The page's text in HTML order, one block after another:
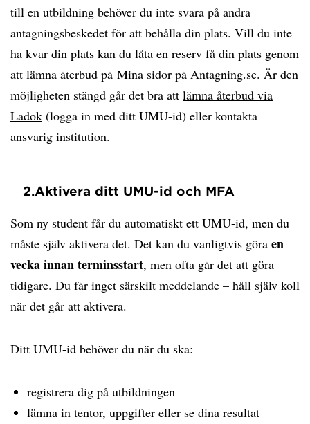
till en utbildning behöver du inte svara på andra
antagningsbeskedet för att behålla din plats. Vill du inte
ha kvar din plats kan du låta en reserv få din plats genom
att lämna återbud på Mina sidor på Antagning.se. Är den
möjligheten stängd går det bra att lämna återbud via
Ladok (logga in med ditt UMU-id) eller kontakta
ansvarig institution.
2.Aktivera ditt UMU-id och MFA
Som ny student får du automatiskt ett UMU-id, men du
måste själv aktivera det. Det kan du vanligtvis göra en
vecka innan terminsstart, men ofta går det att göra
tidigare. Du får inget särskilt meddelande – håll själv koll
när det går att aktivera.
Ditt UMU-id behöver du när du ska:
registrera dig på utbildningen
lämna in tentor, uppgifter eller se dina resultat